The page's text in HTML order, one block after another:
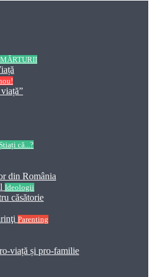
MĂRTURII
că...?
din România
Ideologii
căsătorie
Parenting
viață și pro-familie